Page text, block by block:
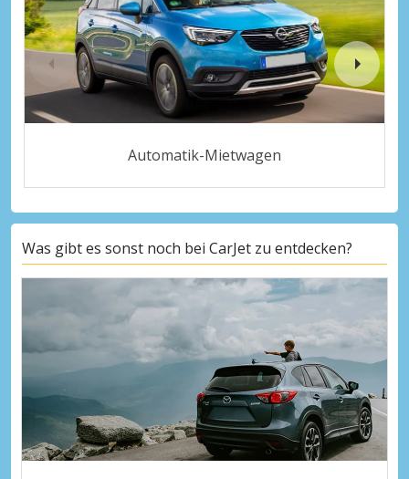
Automatik-Mietwagen
Was gibt es sonst noch bei CarJet zu entdecken?